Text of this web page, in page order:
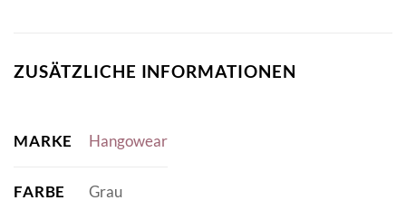
ZUSÄTZLICHE INFORMATIONEN
MARKE Hangowear
FARBE Grau